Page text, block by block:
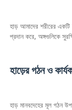
হাড় আমাদের শরীরের
প্রদান করে, অঙ্গগুলিকে
হাড়ের গঠন ও
হাড় মানবদেহের মূল গঠন